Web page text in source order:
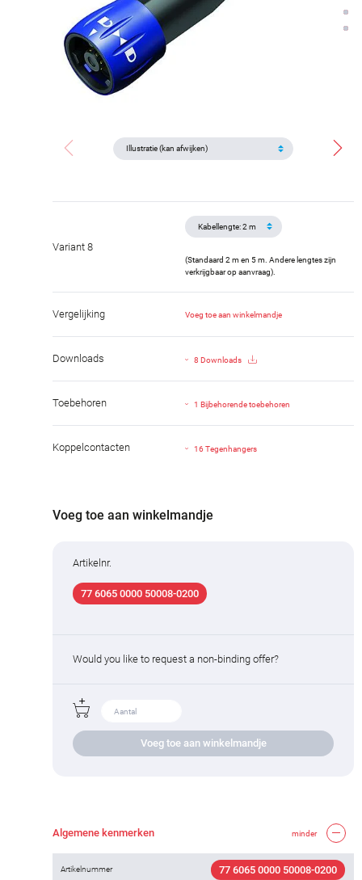
Variant 8
(Standaard 2 m en 5 m. Andere lengtes zijn
verkrijgbaar op aanvraag).
Vergelijking Voeg toe aan winkelmandje
Downloads 8 Downloads
Toebehoren 1 Bijbehorende toebehoren
Koppelcontacten 16 Tegenhangers
Voeg toe aan winkelmandje
Artikelnr.
77 6065 0000 50008-0200
Would you like to request a non-binding offer?
Voeg toe aan winkelmandje
Algemene kenmerken minder
Artikelnummer 77 6065 0000 50008-0200